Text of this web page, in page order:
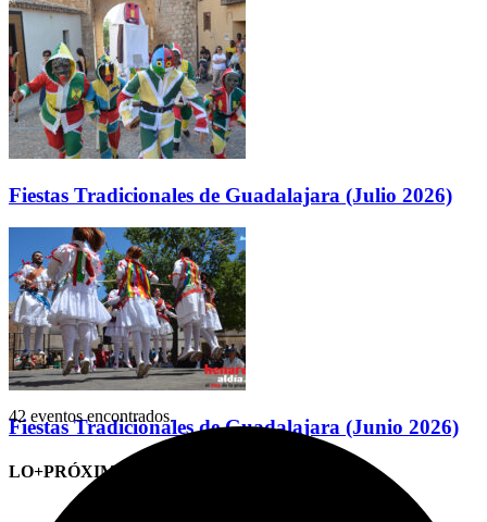
Fiestas Tradicionales de Guadalajara (Julio 2026)
Fiestas Tradicionales de Guadalajara (Junio 2026)
LO+PRÓXIMO (CITAS)
42 eventos encontrados.